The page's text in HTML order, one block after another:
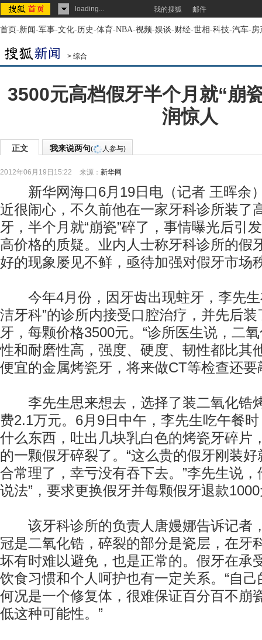
loading... 我的搜狐 邮件
首页-新闻-军事-文化-历史-体育-NBA-视频-娱谈-财经-世相-科技-汽车-房
> 综合
3500元高档假牙半个月就“崩
润惊人
正文 我来说两句( 人参与)
2012年06月19日15:22 来源： 新华网
新华网海口6月19日电（记者 王晖余
近很闹心，不久前他在一家牙科诊所装了
牙，半个月就“崩瓷”碎了，事情曝光后引
高价格的质疑。业内人士称牙科诊所的假
好的现象屡见不鲜，亟待加强对假牙市场
今年4月份，因牙齿出现蛀牙，李先生
洁牙科”的诊所内接受口腔治疗，并先后
牙，每颗价格3500元。“诊所医生说，二
性和耐磨性高，强度、硬度、韧性都比其
便宜的金属烤瓷牙，将来做CT等检查还要
李先生思来想去，选择了装二氧化锆
费2.1万元。6月9日中午，李先生吃午餐
什么东西，吐出几块乳白色的烤瓷牙碎片
的一颗假牙碎裂了。“这么贵的假牙刚装
合常理了，幸亏没有吞下去。”李先生说，
说法”，要求更换假牙并每颗假牙退款
该牙科诊所的负责人唐嫚娜告诉记者
冠是二氧化锆，碎裂的部分是瓷层，在牙
坏有时难以避免，也是正常的。假牙在承
饮食习惯和个人呵护也有一定关系。“自
何况是一个修复体，很难保证百分百不崩
低这种可能性。”